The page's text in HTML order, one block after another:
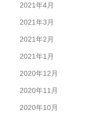
2021年4月
2021年3月
2021年2月
2021年1月
2020年12月
2020年11月
2020年10月